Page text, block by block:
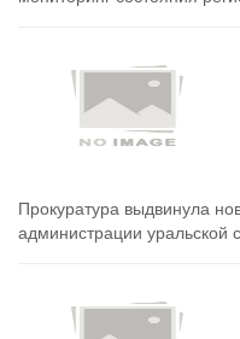
Прокуратура выдвинула
администрации уральской